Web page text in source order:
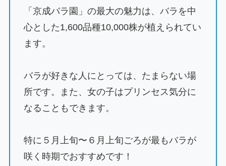
「京成バラ園」の最大の魅力は、バラを中
心とした1,600品種10,000株が植えられてい
ます。
バラが好きな人にとっては、たまらない場
所です。また、女の子はプリンセス気分に
なることもできます。
特に５月上旬〜６月上旬ごろが最もバラが
咲く時期でおすすめです！